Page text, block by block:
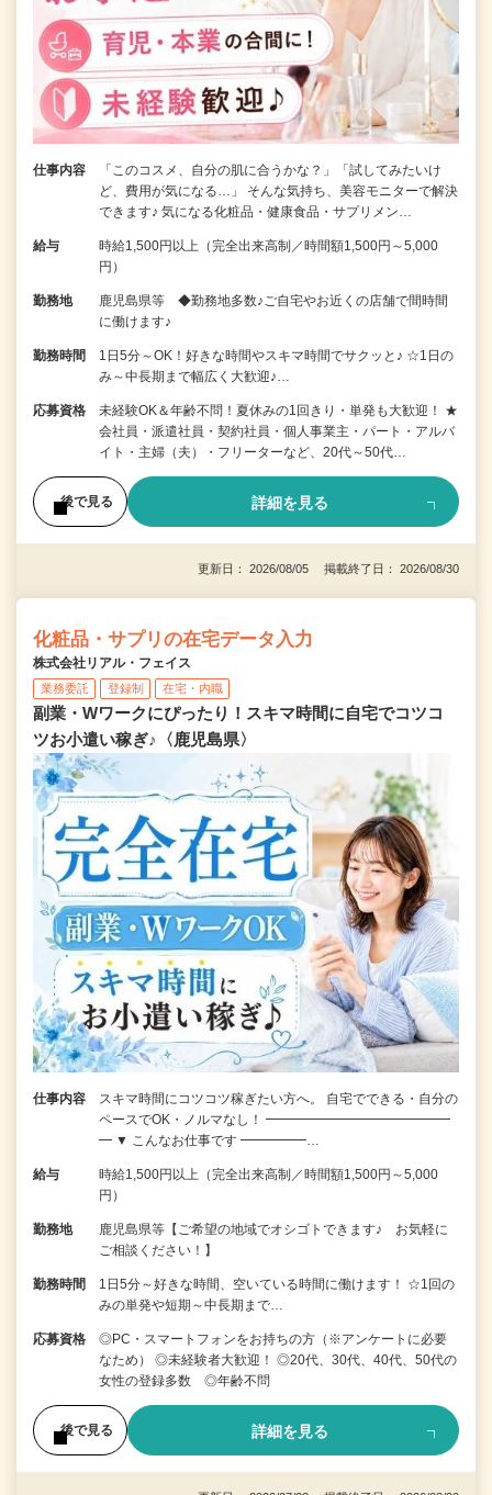
仕事内容
「このコスメ、自分の肌に合うかな？」「試してみたいけ
ど、費用が気になる…」 そんな気持ち、美容モニターで解決
できます♪ 気になる化粧品・健康食品・サプリメン…
給与
時給1,500円以上（完全出来高制／時間額1,500円～5,000
円）
勤務地
鹿児島県等 ◆勤務地多数♪ご自宅やお近くの店舗で間時間
に働けます♪
勤務時間
1日5分～OK！好きな時間やスキマ時間でサクッと♪ ☆1日の
み～中長期まで幅広く大歓迎♪…
応募資格
未経験OK＆年齢不問！夏休みの1回きり・単発も大歓迎！ ★
会社員・派遣社員・契約社員・個人事業主・パート・アルバ
イト・主婦（夫）・フリーターなど、20代～50代…
後で見る 詳細を見る
更新日： 2026/08/05 掲載終了日： 2026/08/30
化粧品・サプリの在宅データ入力
株式会社リアル・フェイス
業務委託 登録制 在宅・内職
副業・Wワークにぴったり！スキマ時間に自宅でコツコ
ツお小遣い稼ぎ♪〈鹿児島県〉
仕事内容
スキマ時間にコツコツ稼ぎたい方へ。 自宅でできる・自分の
ペースでOK・ノルマなし！ ━━━━━━━━━━━━━━
━ ▼ こんなお仕事です ━━━━━…
給与
時給1,500円以上（完全出来高制／時間額1,500円～5,000
円）
勤務地
鹿児島県等【ご希望の地域でオシゴトできます♪ お気軽に
ご相談ください！】
勤務時間
1日5分～好きな時間、空いている時間に働けます！ ☆1回の
みの単発や短期～中長期まで…
応募資格
◎PC・スマートフォンをお持ちの方（※アンケートに必要
なため） ◎未経験者大歓迎！ ◎20代、30代、40代、50代の
女性の登録多数 ◎年齢不問
後で見る 詳細を見る